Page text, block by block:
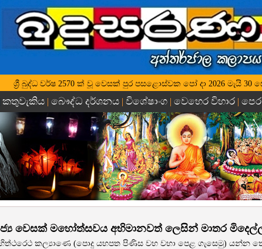
ශ්‍රී බුද්ධ වර්ෂ 2570 ක් වූ වෙසක් පුර පසළොස්වක පෝ දා 2026 මැයි 30
කතුවැකිය| බෞද්ධ දර්ශනය| විශේෂාංග| වෙහෙර විහාර|
වෙසක් මහෝත්සවය අභිමානවත් ලෙසින් මාතර
කල්‍යාණෙ (පොදු යහපත පිණිස වහ වහා පෙළ ගැසෙමු) යන්න